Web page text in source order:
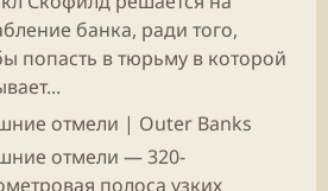
банка, ради того,
попасть в тюрьму в которой
отмели | Outer Banks
отмели — 320-
полоса узких